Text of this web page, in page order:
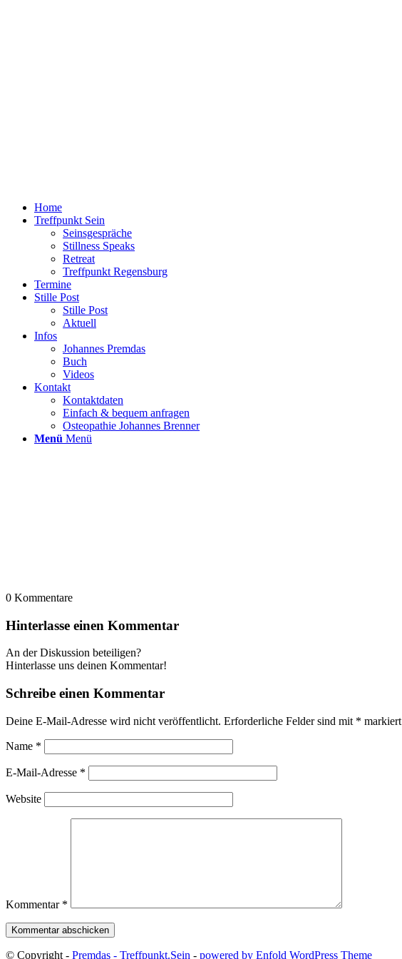
Home
Treffpunkt Sein
Seinsgespräche
Stillness Speaks
Retreat
Treffpunkt Regensburg
Termine
Stille Post
Stille Post
Aktuell
Infos
Johannes Premdas
Buch
Videos
Kontakt
Kontaktdaten
Einfach & bequem anfragen
Osteopathie Johannes Brenner
Menü Menü
0 Kommentare
Hinterlasse einen Kommentar
An der Diskussion beteiligen?
Hinterlasse uns deinen Kommentar!
Schreibe einen Kommentar
Deine E-Mail-Adresse wird nicht veröffentlicht. Erforderliche Felder sind mit * markiert
Name *
E-Mail-Adresse *
Website
Kommentar *
© Copyright - Premdas - Treffpunkt.Sein - powered by Enfold WordPress Theme